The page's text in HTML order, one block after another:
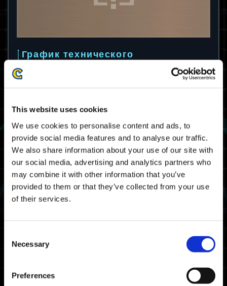
This website uses cookies
We use cookies to personalise content and ads, to
provide social media features and to analyse our traffic.
We also share information about your use of our site with
our social media, advertising and analytics partners who
may combine it with other information that you’ve
provided to them or that they’ve collected from your use
of their services.
Selection
Necessary
Preferences
График технического
Техническое обслуживание, связанное с
завершено.
сотрудничество.
--------------------------------------------------
Техническое обслуживание Exoprimal
запланировано на дату и время, указанные
ниже. В этот период вы не сможете играть
31 января (ср), 07:00 (МСК) — 1 февраля